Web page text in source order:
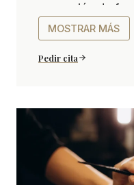
sensación de
tipo de pieles
MOSTRAR MÁS
Pedir cita